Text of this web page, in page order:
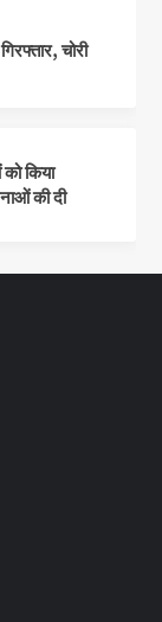
चोरी
किया
की दी